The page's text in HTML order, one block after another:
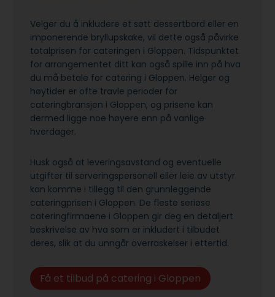
Velger du å inkludere et søtt dessertbord eller en
imponerende bryllupskake, vil dette også påvirke
totalprisen for cateringen i Gloppen. Tidspunktet
for arrangementet ditt kan også spille inn på hva
du må betale for catering i Gloppen. Helger og
høytider er ofte travle perioder for
cateringbransjen i Gloppen, og prisene kan
dermed ligge noe høyere enn på vanlige
hverdager.
Husk også at leveringsavstand og eventuelle
utgifter til serveringspersonell eller leie av utstyr
kan komme i tillegg til den grunnleggende
cateringprisen i Gloppen. De fleste seriøse
cateringfirmaene i Gloppen gir deg en detaljert
beskrivelse av hva som er inkludert i tilbudet
deres, slik at du unngår overraskelser i ettertid.
Få et tilbud på catering i Gloppen